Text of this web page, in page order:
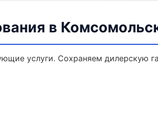
в
услуги. Сохраняем дилерскую